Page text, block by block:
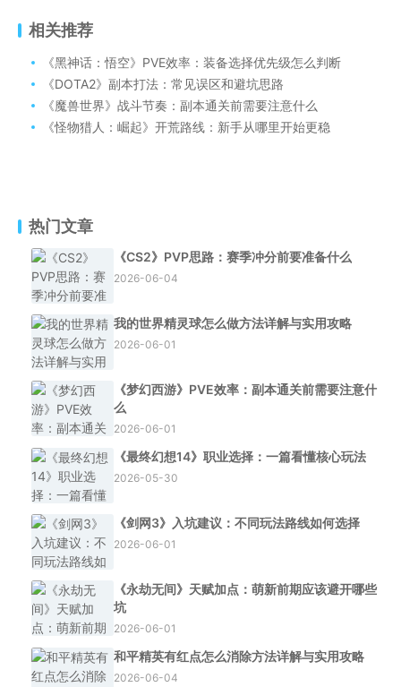
相关推荐
《黑神话：悟空》PVE效率：装备选择优先级怎么判断
《DOTA2》副本打法：常见误区和避坑思路
《魔兽世界》战斗节奏：副本通关前需要注意什么
《怪物猎人：崛起》开荒路线：新手从哪里开始更稳
热门文章
《CS2》PVP思路：赛季冲分前要准备什么
2026-06-04
我的世界精灵球怎么做方法详解与实用攻略
2026-06-01
《梦幻西游》PVE效率：副本通关前需要注意什
么
2026-06-01
《最终幻想14》职业选择：一篇看懂核心玩法
2026-05-30
《剑网3》入坑建议：不同玩法路线如何选择
2026-06-01
《永劫无间》天赋加点：萌新前期应该避开哪些
坑
2026-06-01
和平精英有红点怎么消除方法详解与实用攻略
2026-06-04